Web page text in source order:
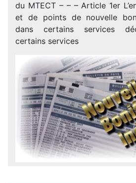
du MTECT – – – Article 1er
et de points de nouvelle
dans certains services
certains services